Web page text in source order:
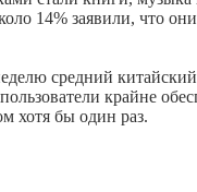
14% заявили, что они
средний китайский
крайне
хотя бы один раз.